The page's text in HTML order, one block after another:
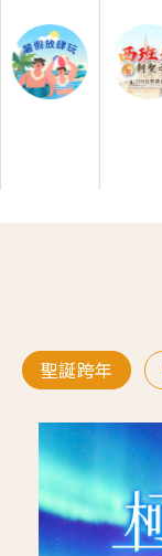
聖誕跨年